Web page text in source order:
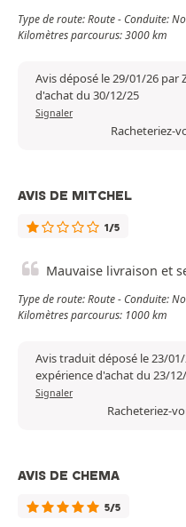
Type de route: Route - Conduite:
Kilomètres parcourus: 3000 km
Avis déposé le 29/01/26 par
d'achat du 30/12/25
Signaler
Racheteriez-
AVIS DE MITCHEL
1/5
Mauvaise livraison et
Type de route: Route - Conduite:
Kilomètres parcourus: 1000 km
Avis traduit déposé le 23/
expérience d'achat du 23/
Signaler
Racheteriez-
AVIS DE CHEMA
5/5